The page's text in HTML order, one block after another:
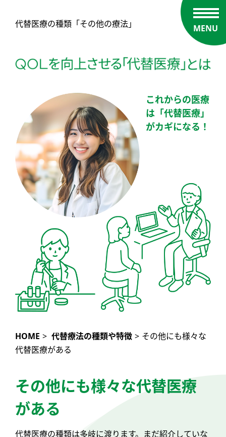
代替医療の種類「その他の療法」
これからの医療
は「代替医療」
がカギになる！
MENU
HOME > 代替療法の種類や特徴 > その他にも様々な
代替医療がある
その他にも様々な代替医療
がある
代替医療の種類は多岐に渡ります。まだ紹介していな